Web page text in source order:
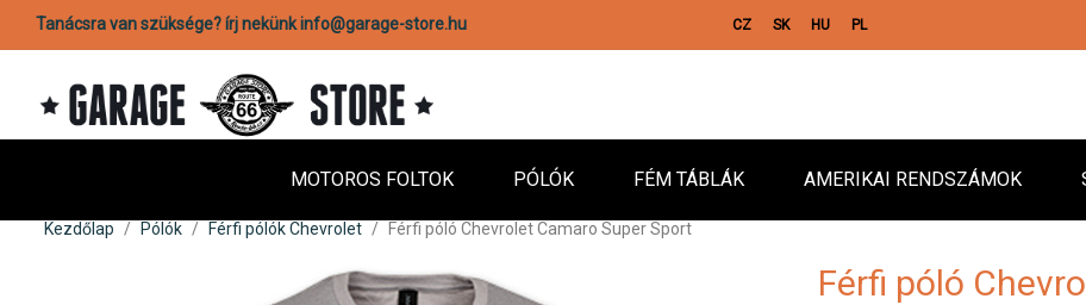
Tanácsra van szüksége? írj nekünk info@garage-store.hu CZ SK HU PL
MOTOROS FOLTOK PÓLÓK FÉM TÁBLÁK AMERIKAI RENDSZÁMOK
Kezdőlap Pólók Férfi pólók Chevrolet Férfi póló Chevrolet Camaro Super Sport
Férfi póló